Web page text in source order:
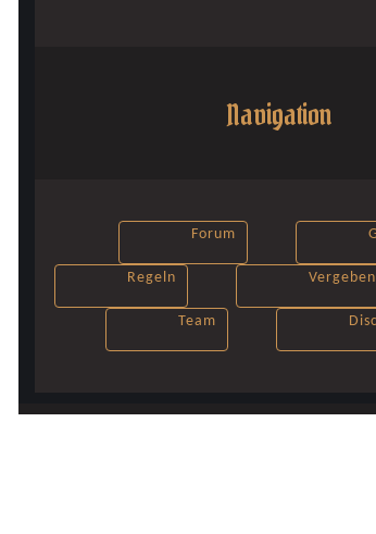
Navigation
Forum
Regeln
Team